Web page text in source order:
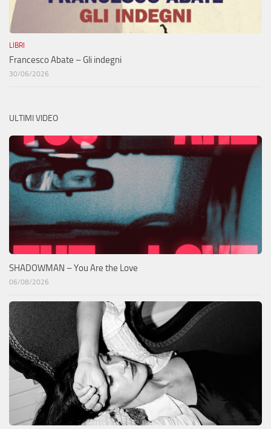
LIBRI
Francesco Abate – Gli indegni
30/06/2026
ULTIMI VIDEO
SHADOWMAN – You Are the Love
06/08/2026